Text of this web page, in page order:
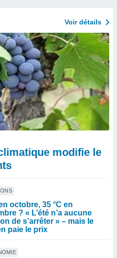
Voir détails
modifie le
octobre, 35 °C en
? « L’été n’a aucune
de s’arrêter » – mais le
paie le prix